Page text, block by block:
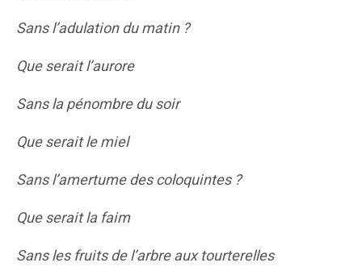
Sans l’adulation du matin ?
Que serait l’aurore
Sans la pénombre du soir
Que serait le miel
Sans l’amertume des coloquintes ?
Que serait la faim
Sans les fruits de l’arbre aux tourterelles